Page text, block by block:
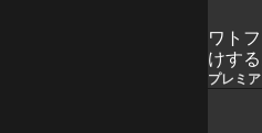
ワト
けする
プレミ